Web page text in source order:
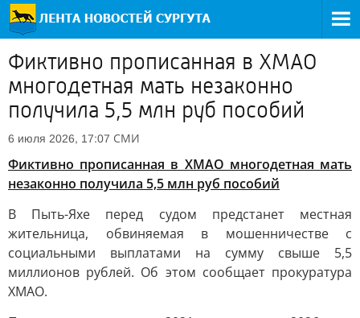
Фиктивно прописанная в ХМАО
многодетная мать незаконно
получила 5,5 млн руб пособий
6 июля 2026, 17:07 СМИ
Фиктивно прописанная в ХМАО многодетная мать
незаконно получила 5,5 млн руб пособий
В Пыть-Яхе перед судом предстанет местная
жительница, обвиняемая в мошенничестве с
социальными выплатами на сумму свыше 5,5
миллионов рублей. Об этом сообщает прокуратура
ХМАО.